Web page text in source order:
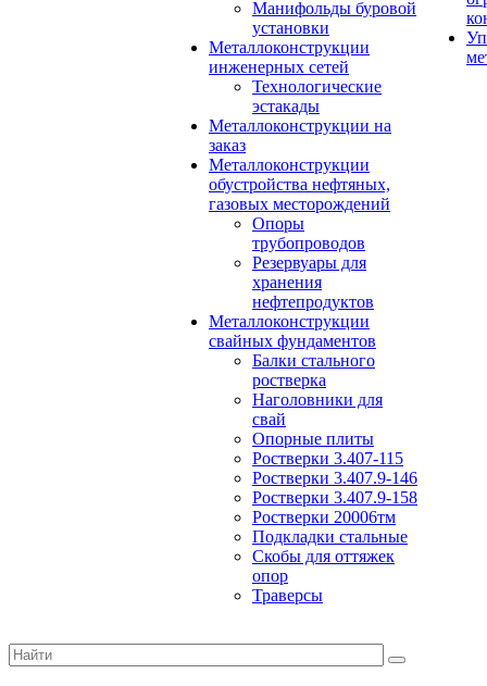
Манифольды буровой
установки
Металлоконструкции
инженерных сетей
Технологические
эстакады
Металлоконструкции на
заказ
Металлоконструкции
обустройства нефтяных,
газовых месторождений
Опоры
трубопроводов
Резервуары для
хранения
нефтепродуктов
Металлоконструкции
свайных фундаментов
Балки стального
ростверка
Наголовники для
свай
Опорные плиты
Ростверки 3.407-115
Ростверки 3.407.9-146
Ростверки 3.407.9-158
Ростверки 20006тм
Подкладки стальные
Скобы для оттяжек
опор
Траверсы